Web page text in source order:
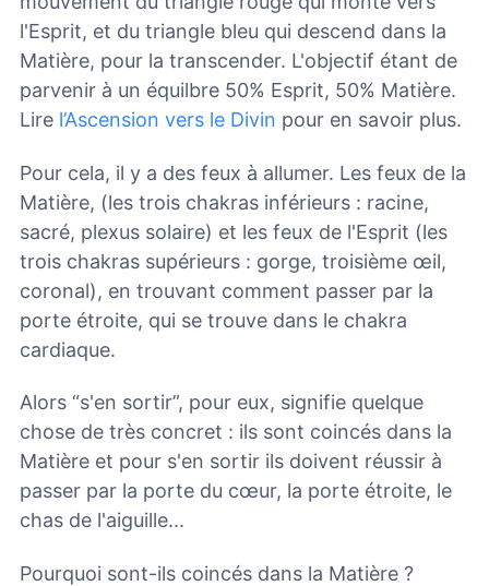
l'Esprit, et du triangle bleu qui descend dans la
Matière, pour la transcender. L'objectif étant de
parvenir à un équilbre 50% Esprit, 50% Matière.
Lire l’Ascension vers le Divin pour en savoir plus.
Pour cela, il y a des feux à allumer. Les feux de la
Matière, (les trois chakras inférieurs : racine,
sacré, plexus solaire) et les feux de l'Esprit (les
trois chakras supérieurs : gorge, troisième œil,
coronal), en trouvant comment passer par la
porte étroite, qui se trouve dans le chakra
cardiaque.
Alors “s'en sortir”, pour eux, signifie quelque
chose de très concret : ils sont coincés dans la
Matière et pour s'en sortir ils doivent réussir à
passer par la porte du cœur, la porte étroite, le
chas de l'aiguille...
Pourquoi sont-ils coincés dans la Matière ?